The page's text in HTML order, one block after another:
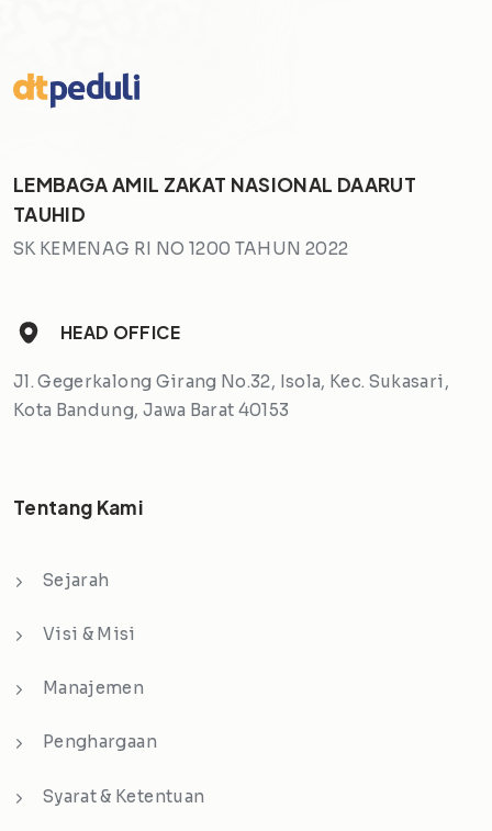
LEMBAGA AMIL ZAKAT NASIONAL DAARUT
TAUHID
SK KEMENAG RI NO 1200 TAHUN 2022
HEAD OFFICE
Jl. Gegerkalong Girang No.32, Isola, Kec. Sukasari,
Kota Bandung, Jawa Barat 40153
Tentang Kami
Sejarah
Visi & Misi
Manajemen
Penghargaan
Syarat & Ketentuan